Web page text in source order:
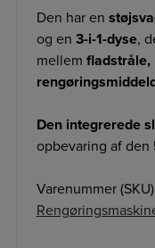
Den har en
og en 3-i-1-dyse,
mellem fladstråle,
Den integrerede
opbevaring af den
Varenummer